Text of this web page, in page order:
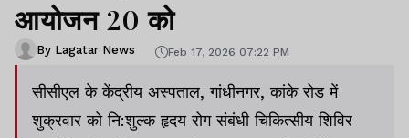
आयोजन 20 को
By Lagatar News Feb 17, 2026 07:22 PM
सीसीएल के केंद्रीय अस्पताल, गांधीनगर, कांके रोड में
शुक्रवार को नि:शुल्क हृदय रोग संबंधी चिकित्सीय शिविर